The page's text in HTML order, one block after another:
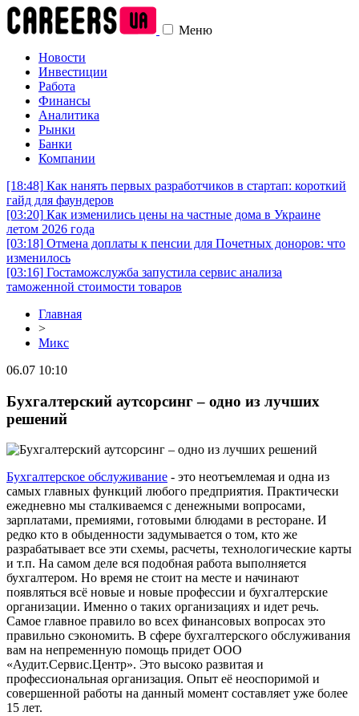
Меню
Новости
Инвестиции
Работа
Финансы
Аналитика
Рынки
Банки
Компании
[18:48] Как нанять первых разработчиков в стартап: короткий
гайд для фаундеров
[03:20] Как изменились цены на частные дома в Украине
летом 2026 года
[03:18] Отмена доплаты к пенсии для Почетных доноров: что
изменилось
[03:16] Гостаможслужба запустила сервис анализа
таможенной стоимости товаров
Главная
>
Микс
06.07 10:10
Бухгалтерский аутсорсинг – одно из лучших
решений
Бухгалтерское обслуживание - это неотъемлемая и одна из
самых главных функций любого предприятия. Практически
ежедневно мы сталкиваемся с денежными вопросами,
зарплатами, премиями, готовыми блюдами в ресторане. И
редко кто в обыденности задумывается о том, кто же
разрабатывает все эти схемы, расчеты, технологические карты
и т.п. На самом деле вся подобная работа выполняется
бухгалтером. Но время не стоит на месте и начинают
появляться всё новые и новые профессии и бухгалтерские
организации. Именно о таких организациях и идет речь.
Самое главное правило во всех финансовых вопросах это
правильно сэкономить. В сфере бухгалтерского обслуживания
вам на непременную помощь придет ООО
«Аудит.Сервис.Центр». Это высоко развитая и
профессиональная организация. Опыт её неоспоримой и
совершенной работы на данный момент составляет уже более
15 лет.